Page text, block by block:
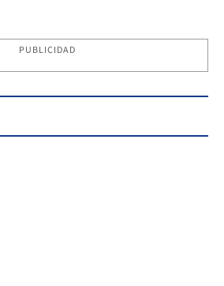
PUBLICIDAD